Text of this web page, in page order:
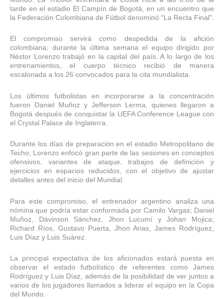
tarde en el estadio El Campín de Bogotá, en un encuentro que
la Federación Colombiana de Fútbol denominó “La Recta Final”.
El compromiso servirá como despedida de la afición
colombiana; durante la última semana el equipo dirigido por
Néstor Lorenzo trabajó en la capital del país. A lo largo de los
entrenamientos, el cuerpo técnico recibió de manera
escalonada a los 26 convocados para la cita mundialista.
Los últimos futbolistas en incorporarse a la concentración
fueron Daniel Muñoz y Jefferson Lerma, quienes llegaron a
Bogotá después de conquistar la UEFA Conference League con
el Crystal Palace de Inglaterra.
Durante los días de preparación en el estadio Metropolitano de
Techo, Lorenzo enfocó gran parte de las sesiones en conceptos
ofensivos, variantes de ataque, trabajos de definición y
ejercicios en espacios reducidos, con el objetivo de ajustar
detalles antes del inicio del Mundial.
Para este compromiso, el entrenador argentino analiza una
nómina que podría estar conformada por Camilo Vargas; Daniel
Muñoz, Dávinson Sánchez, Jhon Lucumí y Johan Mojica;
Richard Ríos, Gustavo Puerta, Jhon Arias, James Rodríguez,
Luis Díaz y Luis Suárez.
La principal expectativa de los aficionados estará puesta en
observar el estado futbolístico de referentes como James
Rodríguez y Luis Díaz, además de la posibilidad de ver juntos a
varios de los jugadores llamados a liderar el equipo en la Copa
del Mundo.